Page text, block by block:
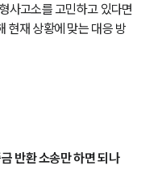
사고소를 고민하고 있다면
현재 상황에 맞는 대응 방
반환 소송만 하면 되나